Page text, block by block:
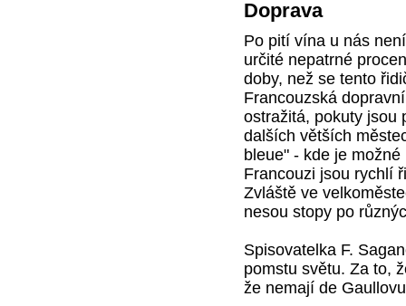
Doprava
Po pití vína u nás
určité nepatrné
doby, než se tento
Francouzská
ostražitá, pokuty jsou
dalších větších
bleue" - kde je
Francouzi jsou rychlí
Zvláště ve
nesou stopy po
Spisovatelka F.
pomstu světu. Za to,
že nemají de